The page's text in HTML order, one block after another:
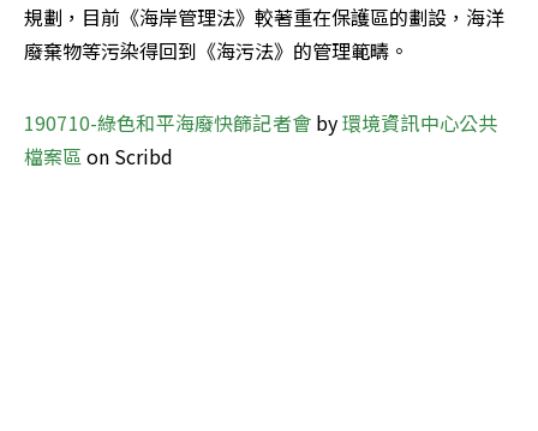
規劃，目前《海岸管理法》較著重在保護區的劃設，海洋
廢棄物等污染得回到《海污法》的管理範疇。
190710-綠色和平海廢快篩記者會 by 環境資訊中心公共
檔案區 on Scribd